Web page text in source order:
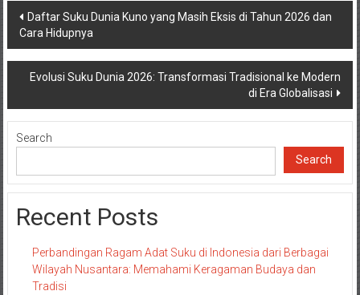
Post
navigation
Daftar Suku Dunia Kuno yang Masih Eksis di Tahun 2026 dan
Cara Hidupnya
Evolusi Suku Dunia 2026: Transformasi Tradisional ke Modern
di Era Globalisasi
Search
Search
Recent Posts
Perbandingan Ragam Adat Suku di Indonesia dari Berbagai
Wilayah Nusantara: Memahami Keragaman Budaya dan
Tradisi